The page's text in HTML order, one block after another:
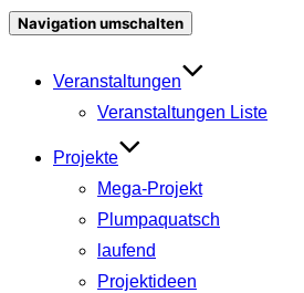
Navigation umschalten
Veranstaltungen
Veranstaltungen Liste
Projekte
Mega-Projekt
Plumpaquatsch
laufend
Projektideen